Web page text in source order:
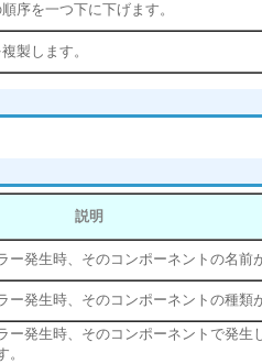
序を一つ下に下げます。
製します。
説明
発生時、そのコンポーネントの名前
発生時、そのコンポーネントの種類
ー発生時、そのコンポーネントで発生